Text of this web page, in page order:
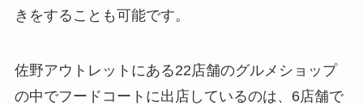
きをすることも可能です。
佐野アウトレットにある22店舗のグルメショップ
の中でフードコートに出店しているのは、6店舗で